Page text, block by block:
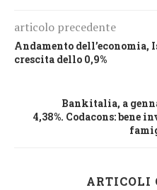
articolo precedente
Andamento dell’economia,
crescita dello 0,9%
Bankitalia, a
4,38%. Codacons: bene
ARTICOLI